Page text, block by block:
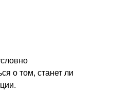
о том, станет ли